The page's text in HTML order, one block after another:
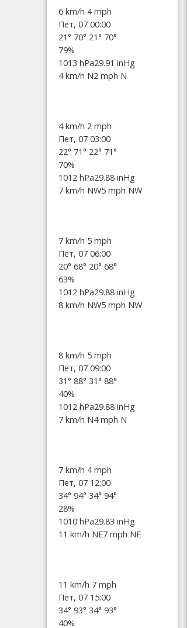
6 km/h 4 mph
Пет, 07 00:00
21° 70° 21° 70°
79%
1013 hPa29.91 inHg
4 km/h N2 mph N
4 km/h 2 mph
Пет, 07 03:00
22° 71° 22° 71°
70%
1012 hPa29.88 inHg
7 km/h NW5 mph NW
7 km/h 5 mph
Пет, 07 06:00
20° 68° 20° 68°
63%
1012 hPa29.88 inHg
8 km/h NW5 mph NW
8 km/h 5 mph
Пет, 07 09:00
31° 88° 31° 88°
40%
1012 hPa29.88 inHg
7 km/h N4 mph N
7 km/h 4 mph
Пет, 07 12:00
34° 94° 34° 94°
28%
1010 hPa29.83 inHg
11 km/h NE7 mph NE
11 km/h 7 mph
Пет, 07 15:00
34° 93° 34° 93°
40%